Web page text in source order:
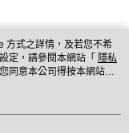
方式之詳情，及若您不希
定，請參閱本網站「 隱私
同意本公司得按本網站使